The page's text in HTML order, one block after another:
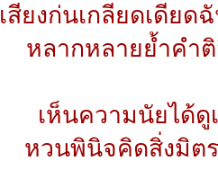
เสียงก่นเกลียดเดีย
หลากหลายย้ำคำ
เห็นความนัยได้ดู
หวนพินิจคิดสิ่งมิต